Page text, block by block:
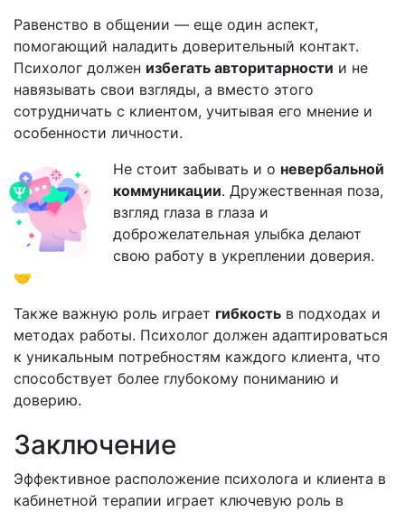
Равенство в общении — еще один аспект,
помогающий наладить доверительный контакт.
Психолог должен избегать авторитарности и не
навязывать свои взгляды, а вместо этого
сотрудничать с клиентом, учитывая его мнение и
особенности личности.
Не стоит забывать и о невербальной
коммуникации. Дружественная поза,
взгляд глаза в глаза и
доброжелательная улыбка делают
свою работу в укреплении доверия.
🤝
Также важную роль играет гибкость в подходах и
методах работы. Психолог должен адаптироваться
к уникальным потребностям каждого клиента, что
способствует более глубокому пониманию и
доверию.
Заключение
Эффективное расположение психолога и клиента в
кабинетной терапии играет ключевую роль в